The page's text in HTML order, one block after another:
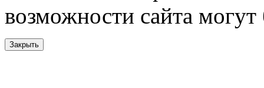
возможности сайта
Закрыть